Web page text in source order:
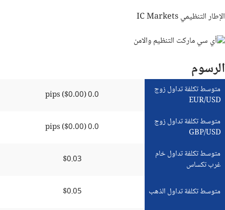
الإطار التنظيميMarkets
IC
الرسوم
متوسط تكلفة تداول زوج
EUR/USD
0.0 pips ($0.00)
متوسط تكلفة تداول زوج
GBP/USD
0.0 pips ($0.00)
متوسط تكلفة تداول خام
غرب تكساس
$0.03
متوسط تكلفة تداول الذهب $0.05